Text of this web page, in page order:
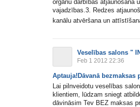
orgānu darbības atjaunošana
vajadzības.3. Redzes
kanālu atvēršana un
Veselības salons "
Feb 1 2012 22:36
Aptauja!Dāvanā bezmaksas
Lai pilnveidotu veselības
klientiem, lūdzam sniegt
dāvināsim Tev BEZ maksas